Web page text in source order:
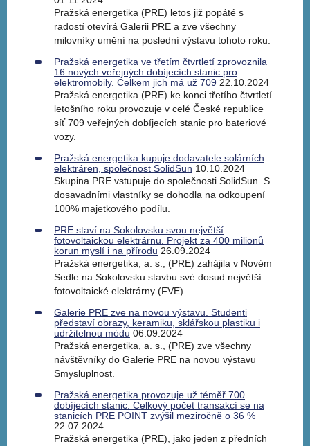
Pražská energetika (PRE) letos již popáté s
radostí otevírá Galerii PRE a zve všechny
milovníky umění na poslední výstavu tohoto roku.
Pražská energetika ve třetím čtvrtletí zprovoznila
16 nových veřejných dobíjecích stanic pro
elektromobily. Celkem jich má už 709 22.10.2024
Pražská energetika (PRE) ke konci třetího čtvrtletí
letošního roku provozuje v celé České republice
síť 709 veřejných dobíjecích stanic pro bateriové
vozy.
Pražská energetika kupuje dodavatele solárních
elektráren, společnost SolidSun 10.10.2024
Skupina PRE vstupuje do společnosti SolidSun. S
dosavadními vlastníky se dohodla na odkoupení
100% majetkového podílu.
PRE staví na Sokolovsku svou největší
fotovoltaickou elektrárnu. Projekt za 400 milionů
korun myslí i na přírodu 26.09.2024
Pražská energetika, a. s., (PRE) zahájila v Novém
Sedle na Sokolovsku stavbu své dosud největší
fotovoltaické elektrárny (FVE).
Galerie PRE zve na novou výstavu. Studenti
představí obrazy, keramiku, sklářskou plastiku i
udržitelnou módu 06.09.2024
Pražská energetika, a. s., (PRE) zve všechny
návštěvníky do Galerie PRE na novou výstavu
Smysluplnost.
Pražská energetika provozuje už téměř 700
dobíjecích stanic. Celkový počet transakcí se na
stanicích PRE POINT zvýšil meziročně o 36 %
22.07.2024
Pražská energetika (PRE), jako jeden z předních